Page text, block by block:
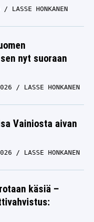
LASSE HONKANEN
nyt suoraan
LASSE HONKANEN
Vainiosta aivan
LASSE HONKANEN
käsiä –